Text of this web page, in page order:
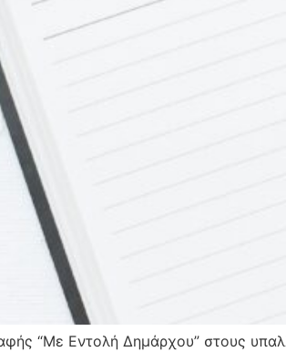
“Με Εντολή Δημάρχου” στους